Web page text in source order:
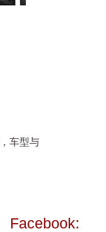
车型与
Facebook: